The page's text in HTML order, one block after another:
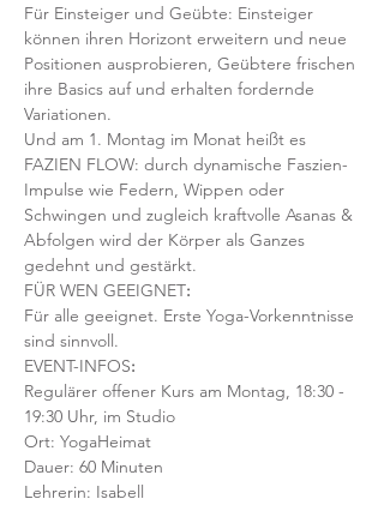
Für Einsteiger und Geübte: Einsteiger
können ihren Horizont erweitern und neue
Positionen ausprobieren, Geübtere frischen
ihre Basics auf und erhalten fordernde
Variationen.
Und am 1. Montag im Monat heißt es
FAZIEN FLOW: durch dynamische Faszien-
Impulse wie Federn, Wippen oder
Schwingen und zugleich kraftvolle Asanas &
Abfolgen wird der Körper als Ganzes
gedehnt und gestärkt.
FÜR WEN GEEIGNET:
Für alle geeignet. Erste Yoga-Vorkenntnisse
sind sinnvoll.
EVENT-INFOS:
Regulärer offener Kurs am Montag, 18:30 -
19:30 Uhr, im Studio
Ort: YogaHeimat
Dauer: 60 Minuten
Lehrerin: Isabell